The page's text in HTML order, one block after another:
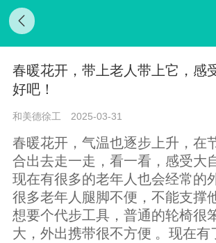
春暖花开，带上老人带上它，感
好吧！
和美德徐工 2025-03-31
春暖花开，气温也逐步上升，在
合出去走一走，看一看，感受大
现在有很多的老年人也会经常的
很多老年人腿脚不便，不能支撑
想要个代步工具，普通的轮椅很
大，外出携带很不方便 。现在有